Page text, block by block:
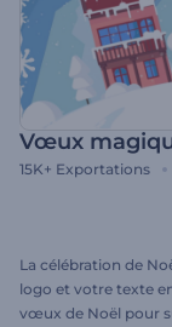
Vœux
15K+ Exportations
La célébration de
logo et votre texte
vœux de Noël pour